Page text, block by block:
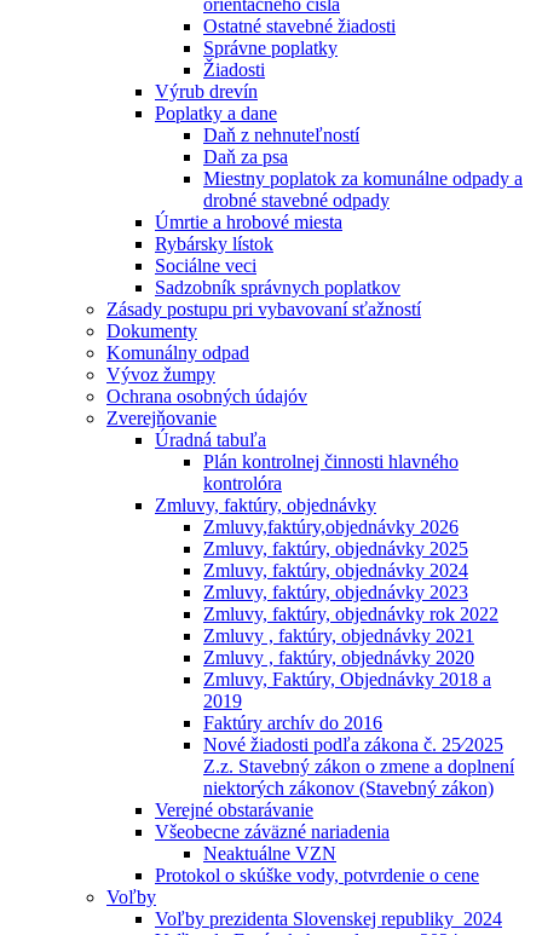
orientačného čísla
Ostatné stavebné žiadosti
Správne poplatky
Žiadosti
Výrub drevín
Poplatky a dane
Daň z nehnuteľností
Daň za psa
Miestny poplatok za komunálne odpady a
drobné stavebné odpady
Úmrtie a hrobové miesta
Rybársky lístok
Sociálne veci
Sadzobník správnych poplatkov
Zásady postupu pri vybavovaní sťažností
Dokumenty
Komunálny odpad
Vývoz žumpy
Ochrana osobných údajóv
Zverejňovanie
Úradná tabuľa
Plán kontrolnej činnosti hlavného
kontrolóra
Zmluvy, faktúry, objednávky
Zmluvy,faktúry,objednávky 2026
Zmluvy, faktúry, objednávky 2025
Zmluvy, faktúry, objednávky 2024
Zmluvy, faktúry, objednávky 2023
Zmluvy, faktúry, objednávky rok 2022
Zmluvy , faktúry, objednávky 2021
Zmluvy , faktúry, objednávky 2020
Zmluvy, Faktúry, Objednávky 2018 a
2019
Faktúry archív do 2016
Nové žiadosti podľa zákona č. 25⁄2025
Z.z. Stavebný zákon o zmene a doplnení
niektorých zákonov (Stavebný zákon)
Verejné obstarávanie
Všeobecne záväzné nariadenia
Neaktuálne VZN
Protokol o skúške vody, potvrdenie o cene
Voľby
Voľby prezidenta Slovenskej republiky_2024